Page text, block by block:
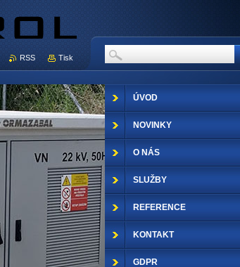
ÚVOD
NOVINKY
O NÁS
SLUŽBY
REFERENCE
KONTAKT
GDPR
RSS Tisk